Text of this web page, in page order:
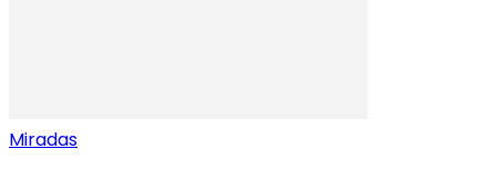
Miradas